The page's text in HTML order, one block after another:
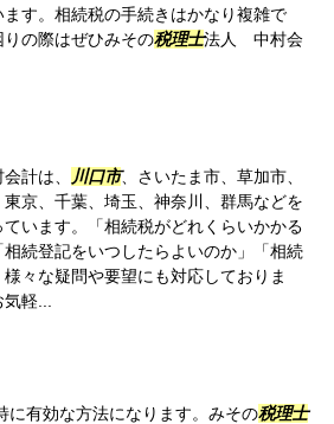
す。相続税の手続きはかなり複雑で
の際はぜひみその税理士法人 中村会
計は、 川口市、さいたま市、草加市、
京、千葉、埼玉、神奈川、群馬などを
います。「相続税がどれくらいかかる
続登記をいつしたらよいのか」「相続
々な疑問や要望にも対応しておりま
軽...
に有効な方法になります。みその税理士